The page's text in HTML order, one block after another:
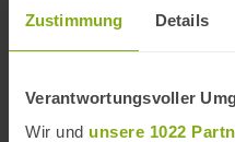
Zustimmung Details
Verantwortungsvoller
Wir und unsere 1022